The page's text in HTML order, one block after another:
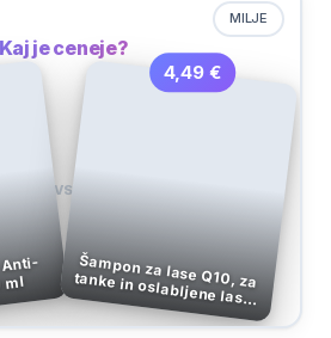
MILJE
Kaj je ceneje?
ml
VS
4,49 €
Šampon za lase Q10, za
tanke in oslabljene lase, Schuama, 400 ml